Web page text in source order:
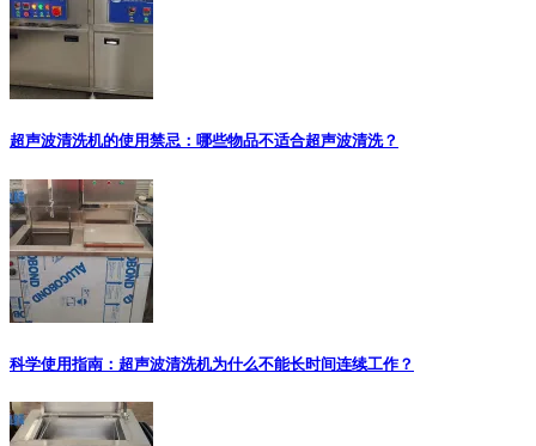
超声波清洗机的使用禁忌：哪些物品不适合超声波清洗？
科学使用指南：超声波清洗机为什么不能长时间连续工作？